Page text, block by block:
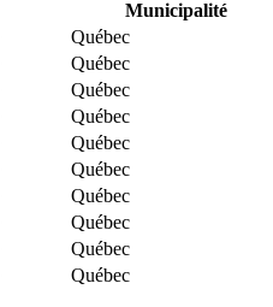
Municipalité
Québec
Québec
Québec
Québec
Québec
Québec
Québec
Québec
Québec
Québec